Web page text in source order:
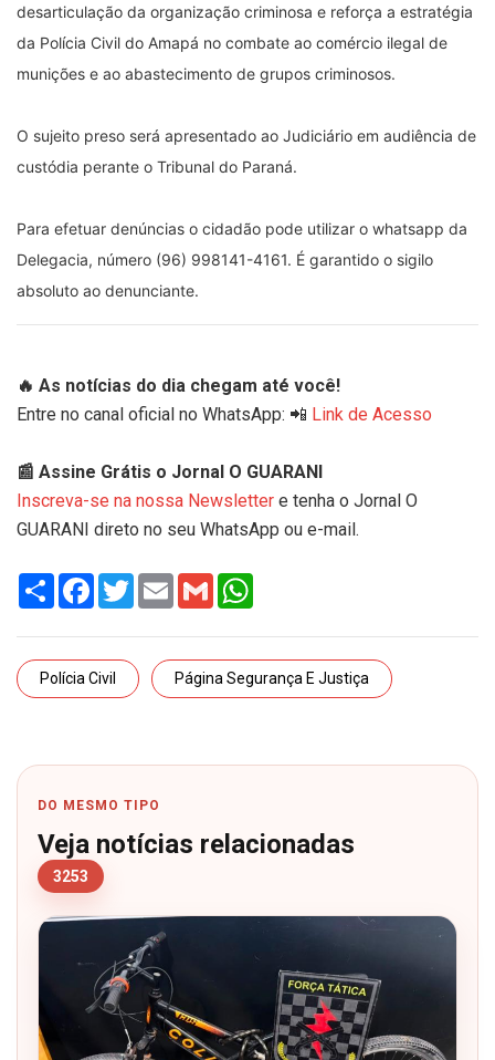
desarticulação da organização criminosa e reforça a estratégia
da Polícia Civil do Amapá no combate ao comércio ilegal de
munições e ao abastecimento de grupos criminosos.
O sujeito preso será apresentado ao Judiciário em audiência de
custódia perante o Tribunal do Paraná.
Para efetuar denúncias o cidadão pode utilizar o whatsapp da
Delegacia, número (96) 998141-4161. É garantido o sigilo
absoluto ao denunciante.
🔥 As notícias do dia chegam até você!
Entre no canal oficial no WhatsApp: 📲 Link de Acesso
📰 Assine Grátis o Jornal O GUARANI
Inscreva-se na nossa Newsletter e tenha o Jornal O
GUARANI direto no seu WhatsApp ou e-mail.
Share Facebook
TwitterEmail Gmail
Polícia Civil Página Segurança E Justiça
DO MESMO TIPO
Veja notícias relacionadas
3253